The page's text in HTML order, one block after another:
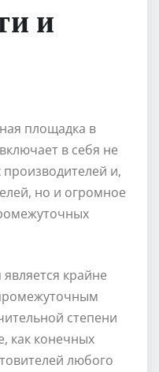
и
площадка в
в себя не
и,
но и огромное
крайне
степени
как конечных
любого